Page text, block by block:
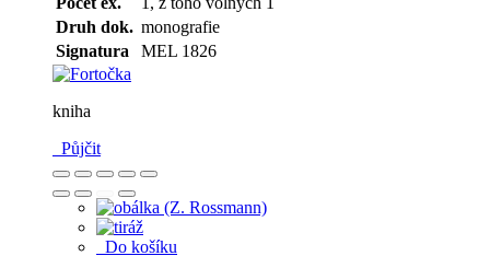
Druh dok. monografie
Signatura
MEL 1826
kniha
Půjčit
Do košíku